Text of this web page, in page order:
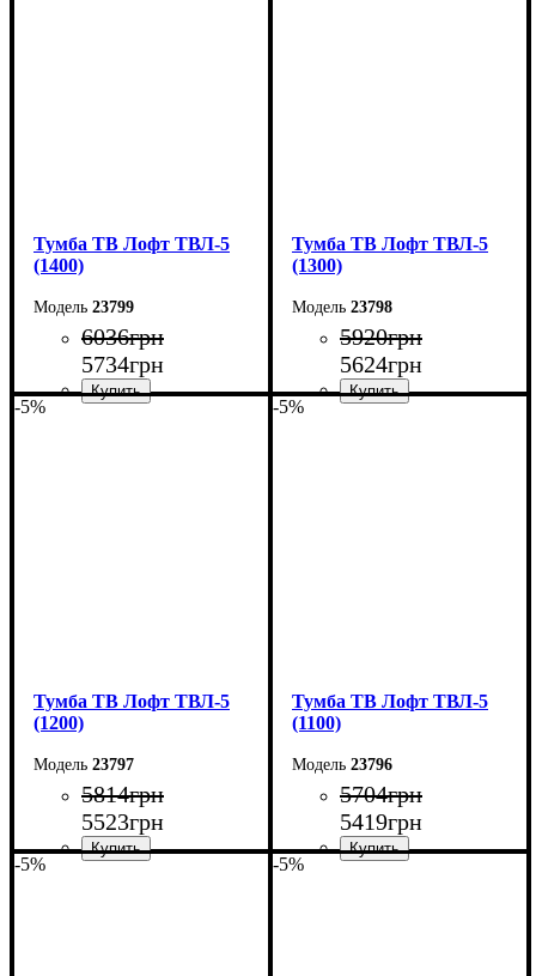
Тумба ТВ Лофт ТВЛ-5
(1400)
23799
6036грн
5734грн
Тумба ТВ Лофт ТВЛ-5
(1300)
23798
5920грн
5624грн
-5%
Тумба ТВ Лофт ТВЛ-5
(1200)
23797
5814грн
5523грн
-5%
Тумба ТВ Лофт ТВЛ-5
(1100)
23796
5704грн
5419грн
-5% -5%